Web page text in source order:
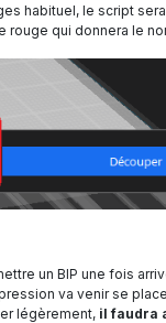
habituel, le script
rouge qui donnera le
un BIP une fois
va venir se
légèrement, il faudra